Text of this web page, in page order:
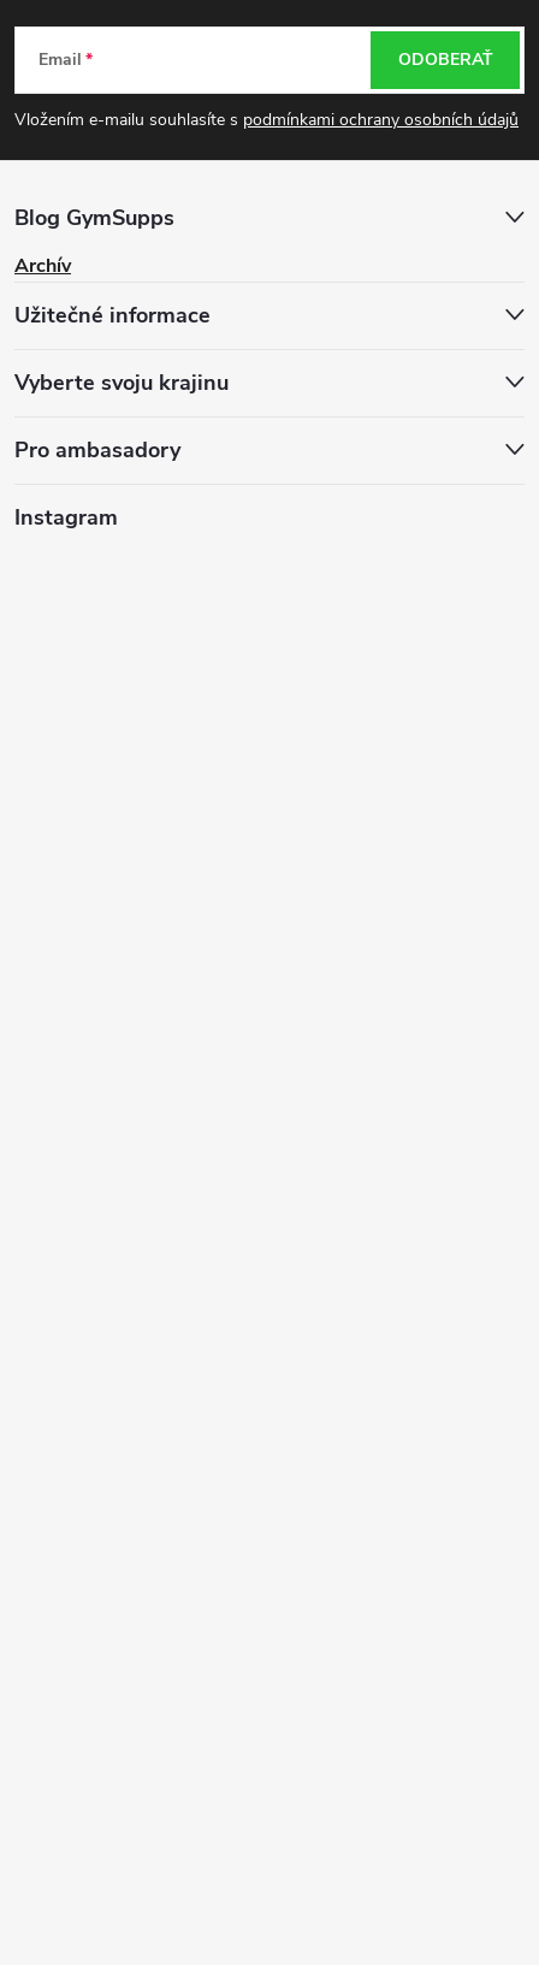
Z
á
p
ä
t
e
Email
Vložením e-mailu souhlasíte s podmínkami ochrany osobních údajů
ODOBERAŤ
Blog GymSupps
Archív
Užitečné informace
Vyberte svoju krajinu
Pro ambasadory
Instagram